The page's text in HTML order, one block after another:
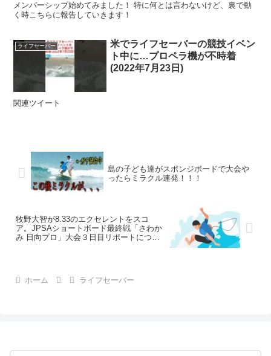
メンバーシップ始めてみました！ 特に何とは言わないけど、裏で動
く時こちらに報告していきます！
ライフセーバー
米でライフセーバーの競技イベン
ト中に…プロペラ機が不時着
(2022年7月23日)
関連ツイート
島の子ども達がスポンジボードで大会や
ったらミラクル連発！！！
牧野大智が8.33のエクセレントをスコ
ア。JPSAショートボード最終戦「さわか
み 日向プロ」大会３日目リポートについ
ホーム ライフセーバー